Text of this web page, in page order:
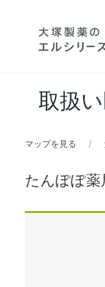
取扱
マップを見る
たんぽぽ